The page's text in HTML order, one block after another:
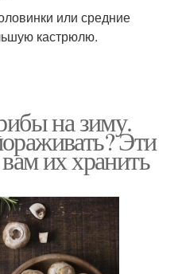
или средние
кастрюлю.
на зиму.
Эти
их хранить